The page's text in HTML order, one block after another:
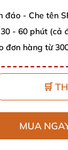
đáo - Che tên
- 60 phút (cả
đơn hàng từ
🛒
MUA